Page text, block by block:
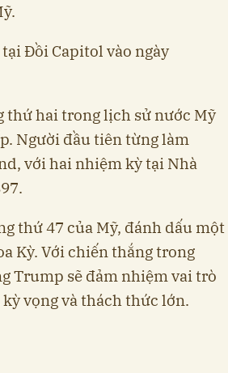
Đồi Capitol vào ngày
thứ hai trong lịch sử nước Mỹ
Người đầu tiên từng làm
với hai nhiệm kỳ tại Nhà
thứ 47 của Mỹ, đánh dấu một
Kỳ. Với chiến thắng trong
Trump sẽ đảm nhiệm vai trò
vọng và thách thức lớn.